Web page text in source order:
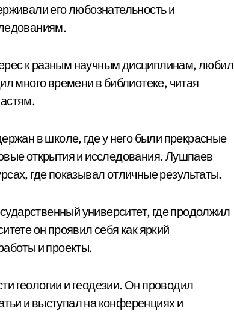
его любознательность и
к разным научным дисциплинам, любил
много времени в библиотеке, читая
в школе, где у него были прекрасные
открытия и исследования. Лушпаев
где показывал отличные результаты.
университет, где продолжил
он проявил себя как яркий
и проекты.
геологии и геодезии. Он проводил
и выступал на конференциях и